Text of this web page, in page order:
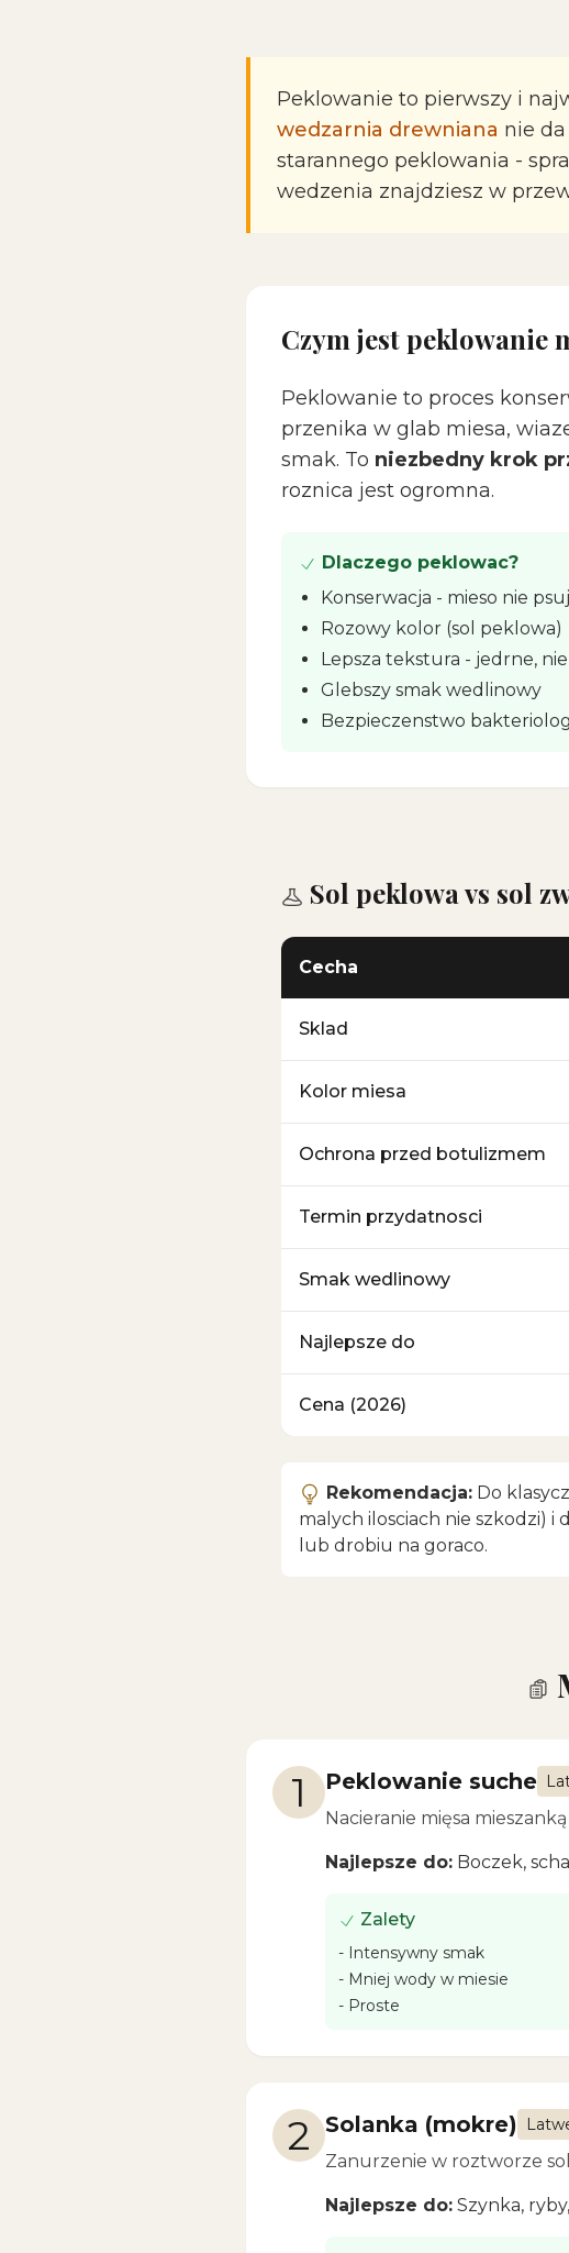
Peklowanie to pierwszy i
wedzarnia drewniana nie
starannego peklowania -
wedzenia znajdziesz w
Czym jest peklowanie
Peklowanie to proces
przenika w glab miesa,
smak. To niezbedny krok
roznica jest ogromna.
Dlaczego peklowac?
Konserwacja - mieso nie
Rozowy kolor (sol peklowa)
Lepsza tekstura - jedrne,
Glebszy smak wedlinowy
Bezpieczenstwo
Sol peklowa vs sol
Cecha
Sklad
Kolor miesa
Ochrona przed botulizmem
Termin przydatnosci
Smak wedlinowy
Najlepsze do
Cena (2026)
Rekomendacja: Do
malych ilosciach nie szkodzi)
lub drobiu na goraco.
1 Peklowanie suche
Nacieranie mięsa
Najlepsze do: Boczek,
Zalety
- Intensywny smak
- Mniej wody w miesie
- Proste
2 Solanka (mokre)
Zanurzenie w roztworze
Najlepsze do: Szynka,